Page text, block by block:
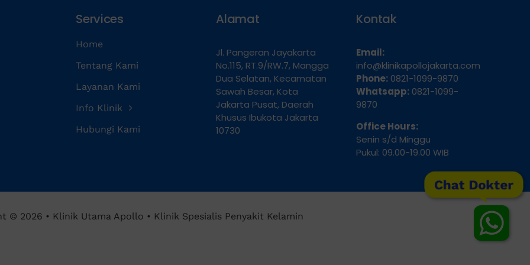
Chat Dokter
Home
Tentang Kami
Layanan Kami
Info Klinik
Hubungi Kami
Dua Selatan, Kecamatan
Sawah Besar, Kota
Jakarta Pusat, Daerah
Khusus Ibukota Jakarta
10730
Phone:
Whatsapp:0821-1099-
9870
Office Hours:
Pukul: 09.00-19.00 WIB
© 2026 • Klinik Utama Apollo • Klinik Spesialis Penyakit Kelamin